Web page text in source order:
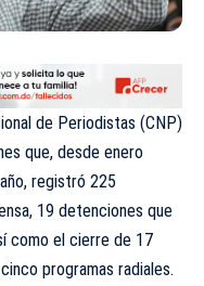
de Periodistas (CNP)
que, desde enero
registró 225
19 detenciones que
como el cierre de 17
programas radiales.